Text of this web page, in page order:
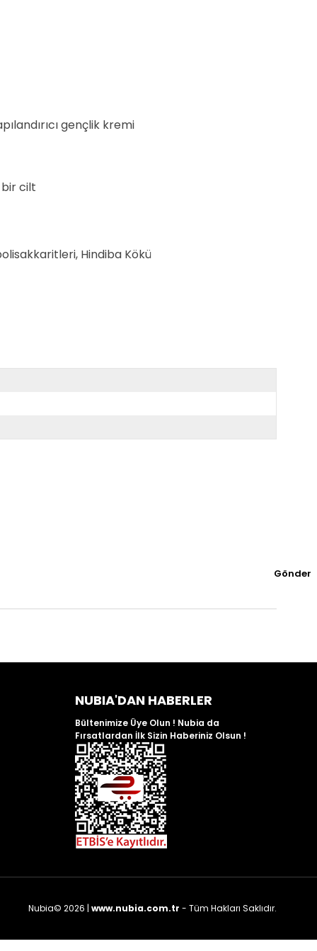
gençlik kremi
bir cilt
Hindiba Kökü
Gönder
NUBIA'DAN HABERLER
Bültenimize Üye Olun ! Nubia da
Fırsatlardan İlk Sizin Haberiniz Olsun !
Nubia© 2026 | www.nubia.com.tr - Tüm Hakları Saklıdır.